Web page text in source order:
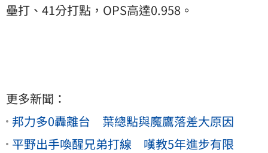
壘打、41分打點，OPS高達0.958。
更多新聞：
邦力多0轟離台 葉總點與魔鷹落差大原因
平野出手喚醒兄弟打線 嘆教5年進步有限